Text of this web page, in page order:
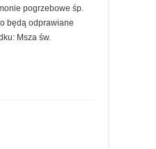
pogrzebowe śp.
będą odprawiane
Msza św.